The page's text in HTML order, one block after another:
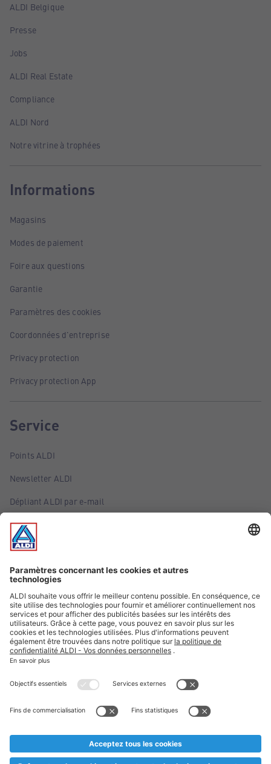
ALDI Belgique
Presse
Jobs
ALDI Real Estate
Compliance
ALDI Nord
Notre vitrine à trophées
Informations
Magasins
Modes de paiement
Foire aux questions
Garantie
Paramètres des cookies
Coordonnées d'entreprise
Privacy protection
Privacy protection App
Service
Points ALDI
Newsletter ALDI
Dépliant ALDI par e-mail
Offres
Infos essentielles
Suivez ALDI Belgique
Textes marqués d'un astérisque et mentions légales
* Nous vendons ces articles temporairement et jusqu'à
au cas où, malgré le planning bien étudié, nous serions
prématurément en rupture de stock. Prix Recupel et TVA incl.
** Sur ce site, l’utilisation de la forme masculine a été adoptée